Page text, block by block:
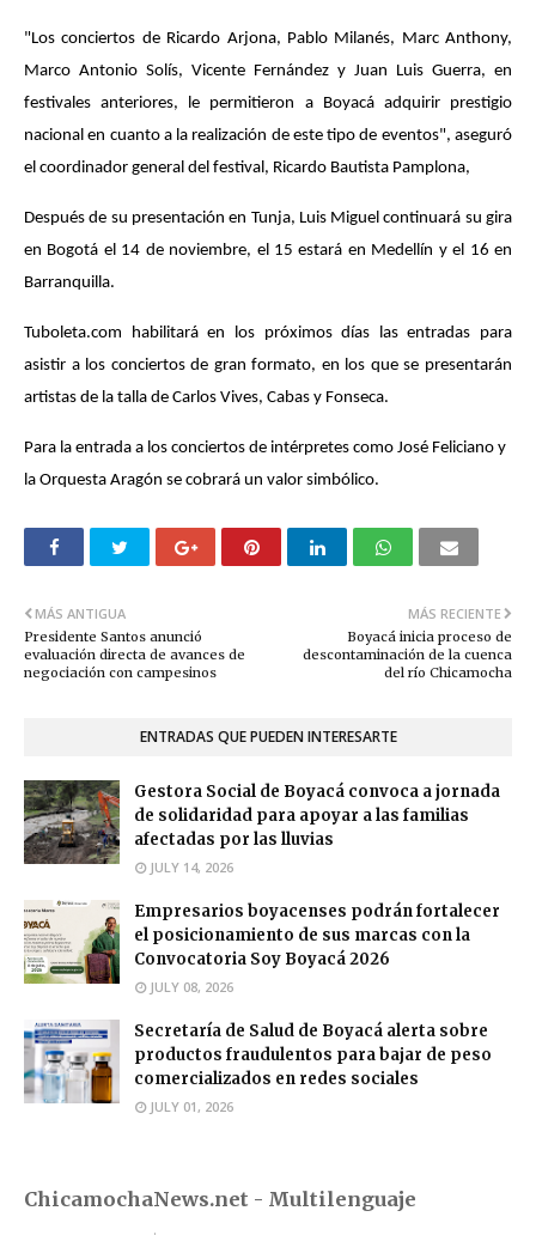
"Los conciertos de Ricardo Arjona, Pablo Milanés, Marc Anthony,
Marco Antonio Solís, Vicente Fernández y Juan Luis Guerra, en
festivales anteriores, le permitieron a Boyacá adquirir prestigio
nacional en cuanto a la realización de este tipo de eventos", aseguró
el coordinador general del festival, Ricardo Bautista Pamplona,
Después de su presentación en Tunja, Luis Miguel continuará su gira
en Bogotá el 14 de noviembre, el 15 estará en Medellín y el 16 en
Barranquilla.
Tuboleta.com habilitará en los próximos días las entradas para
asistir a los conciertos de gran formato, en los que se presentarán
artistas de la talla de Carlos Vives, Cabas y Fonseca.
Para la entrada a los conciertos de intérpretes como José Feliciano y
la Orquesta Aragón se cobrará un valor simbólico.
MÁS RECIENTE
Boyacá inicia proceso de
descontaminación de la cuenca
del río Chicamocha
MÁS ANTIGUA
Presidente Santos anunció
evaluación directa de avances de
negociación con campesinos
ENTRADAS QUE PUEDEN INTERESARTE
Gestora Social de Boyacá convoca a jornada
de solidaridad para apoyar a las familias
afectadas por las lluvias
JULY 14, 2026
Empresarios boyacenses podrán fortalecer
el posicionamiento de sus marcas con la
Convocatoria Soy Boyacá 2026
JULY 08, 2026
Secretaría de Salud de Boyacá alerta sobre
productos fraudulentos para bajar de peso
comercializados en redes sociales
JULY 01, 2026
ChicamochaNews.net - Multilenguaje